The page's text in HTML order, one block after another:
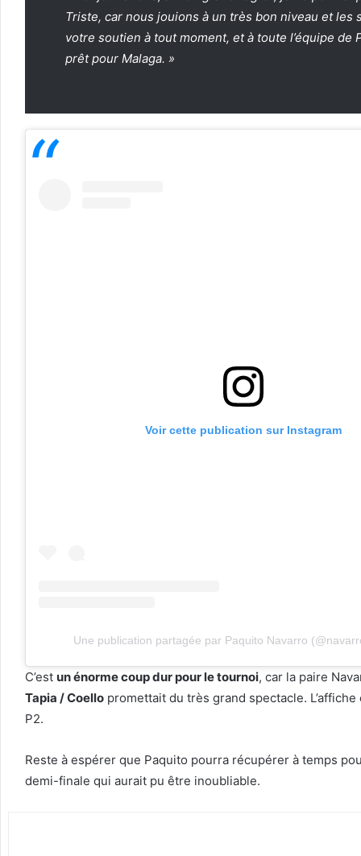
Triste, car nous jouions à un très bon niveau et
votre soutien à tout moment, et à toute l’équipe
prêt pour Malaga. »
Voir cette publication sur Instagram
Une publication partagée par Paquito Navarro
C’est un énorme coup dur pour le tournoi, car la paire
Tapia / Coello promettait du très grand spectacle.
P2.
Reste à espérer que Paquito pourra récupérer à temps
demi-finale qui aurait pu être inoubliable.